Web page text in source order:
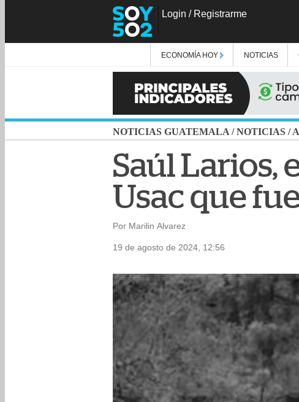
Login / Registrarme
ECONOMÍA HOY NOTICIAS
NOTICIAS GUATEMALA /NOTICIAS /
Saúl Larios,
Usac que
Por Marilin Alvarez
19 de agosto de 2024, 12:56